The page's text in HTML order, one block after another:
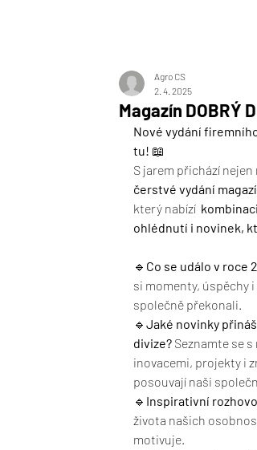
Magazín DOBRÝ
Agro CS
2. 4. 2025
Nové vydání
tu! 📖
S jarem přichází nejen
čerstvé vydání
který nabízí
ohlédnutí i novinek,
🔹 Co se událo v roce
si momenty, úspěchy i
společně překonali.
🔹 Jaké novinky
divize? Seznamte se
inovacemi, projekty i
posouvají naši
🔹 Inspirativní
života našich
motivuje.